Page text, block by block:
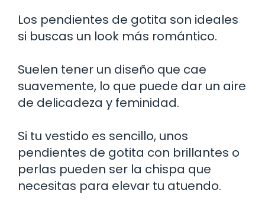
Los pendientes de gotita son ideales
si buscas un look más romántico.
Suelen tener un diseño que cae
suavemente, lo que puede dar un aire
de delicadeza y feminidad.
Si tu vestido es sencillo, unos
pendientes de gotita con brillantes o
perlas pueden ser la chispa que
necesitas para elevar tu atuendo.